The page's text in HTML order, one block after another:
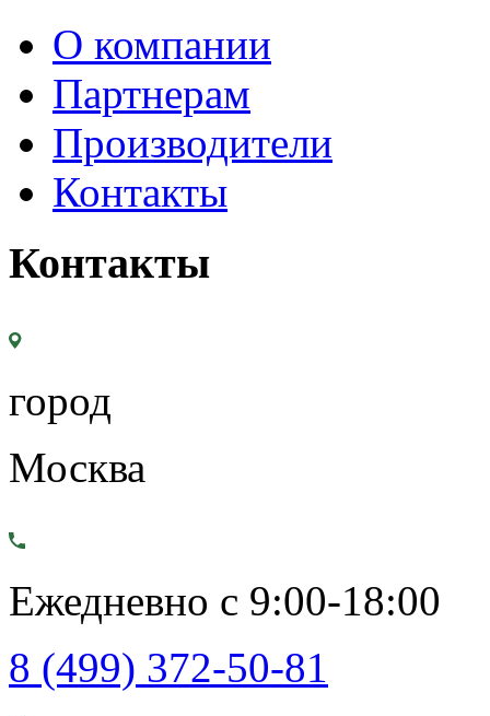
О компании
Партнерам
Производители
Контакты
Контакты
город
Москва
Ежедневно с 9:00-18:00
8 (499) 372-50-81